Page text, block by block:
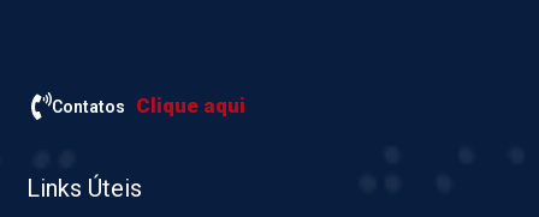
Contatos Clique aqui
Links Úteis